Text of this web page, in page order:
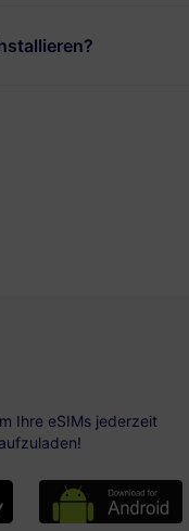
Ihre eSIMs jederzeit